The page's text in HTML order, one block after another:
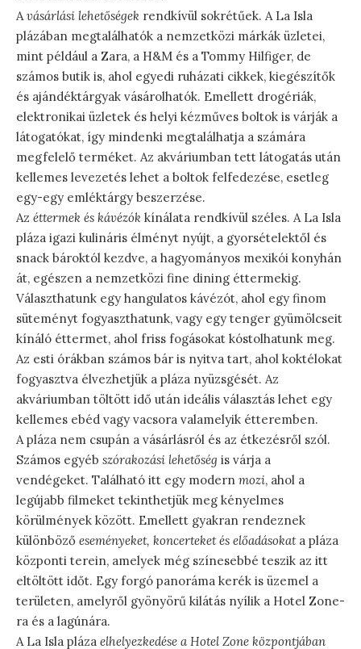
A vásárlási lehetőségek rendkívül sokrétűek. A La Isla
plázában megtalálhatók a nemzetközi márkák üzletei,
mint például a Zara, a H&M és a Tommy Hilfiger, de
számos butik is, ahol egyedi ruházati cikkek, kiegészítők
és ajándéktárgyak vásárolhatók. Emellett drogériák,
elektronikai üzletek és helyi kézműves boltok is várják a
látogatókat, így mindenki megtalálhatja a számára
megfelelő terméket. Az akváriumban tett látogatás után
kellemes levezetés lehet a boltok felfedezése, esetleg
egy-egy emléktárgy beszerzése.
Az éttermek és kávézók kínálata rendkívül széles. A La Isla
pláza igazi kulináris élményt nyújt, a gyorsételektől és
snack bároktól kezdve, a hagyományos mexikói konyhán
át, egészen a nemzetközi fine dining éttermekig.
Választhatunk egy hangulatos kávézót, ahol egy finom
süteményt fogyaszthatunk, vagy egy tenger gyümölcseit
kínáló éttermet, ahol friss fogásokat kóstolhatunk meg.
Az esti órákban számos bár is nyitva tart, ahol koktélokat
fogyasztva élvezhetjük a pláza nyüzsgését. Az
akváriumban töltött idő után ideális választás lehet egy
kellemes ebéd vagy vacsora valamelyik étteremben.
A pláza nem csupán a vásárlásról és az étkezésről szól.
Számos egyéb szórakozási lehetőség is várja a
vendégeket. Található itt egy modern mozi, ahol a
legújabb filmeket tekinthetjük meg kényelmes
körülmények között. Emellett gyakran rendeznek
különböző eseményeket, koncerteket és előadásokata pláza
központi terein, amelyek még színesebbé teszik az itt
eltöltött időt. Egy forgó panoráma kerék is üzemel a
területen, amelyről gyönyörű kilátás nyílik a Hotel Zone-
ra és a lagúnára.
A La Isla pláza elhelyezkedése a Hotel Zone központjában